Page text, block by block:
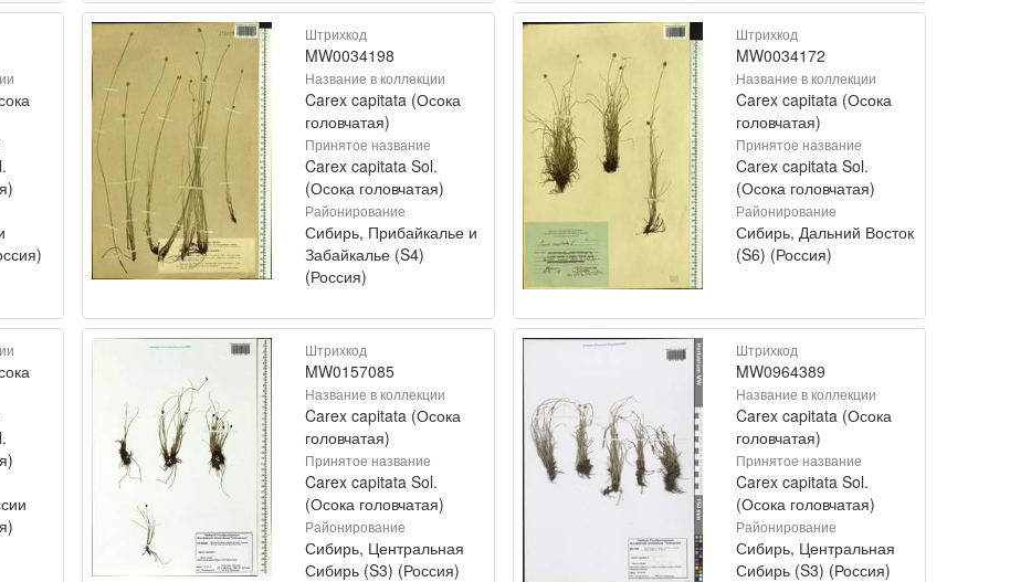
Штрихкод
MW0034198
Название в коллекции
Carex capitata (Осока
головчатая)
Принятое название
Carex capitata Sol.
(Осока головчатая)
Районирование
Сибирь, Прибайкалье и
Забайкалье (S4)
(Россия)
Штрихкод
MW0034172
Название в коллекции
Carex capitata (Осока
головчатая)
Принятое название
Carex capitata Sol.
(Осока головчатая)
Районирование
Сибирь, Дальний Восток
(S6) (Россия)
Штрихкод
MW0157085
Название в коллекции
Carex capitata (Осока
головчатая)
Принятое название
Carex capitata Sol.
(Осока головчатая)
Районирование
Сибирь, Центральная
Сибирь (S3) (Россия)
Штрихкод
MW0964389
Название в коллекции
Carex capitata (Осока
головчатая)
Принятое название
Carex capitata Sol.
(Осока головчатая)
Районирование
Сибирь, Центральная
Сибирь (S3) (Россия)